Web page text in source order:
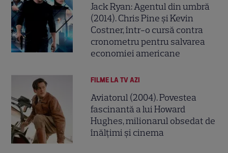
Jack Ryan: Agentul din umbră
(2014). Chris Pine și Kevin
Costner, într-o cursă contra
cronometru pentru salvarea
economiei americane
FILME LA TV AZI
Aviatorul (2004). Povestea
fascinantă a lui Howard
Hughes, milionarul obsedat de
înălțimi și cinema